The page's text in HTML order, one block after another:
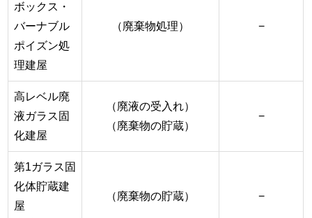
ボックス・
バーナブル
ポイズン処
理建屋
（廃棄物処理） −
高レベル廃
液ガラス固
化建屋
（廃液の受入れ）
（廃棄物の貯蔵）
−
第1ガラス固
化体貯蔵建
屋
（廃棄物の貯蔵） −